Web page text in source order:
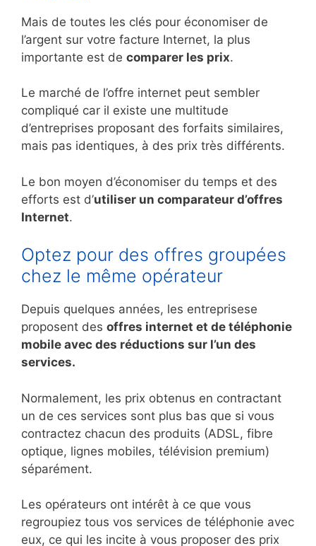
Mais de toutes les clés pour économiser de
l’argent sur votre facture Internet, la plus
importante est de comparer les prix.
Le marché de l’offre internet peut sembler
compliqué car il existe une multitude
d’entreprises proposant des forfaits similaires,
mais pas identiques, à des prix très différents.
Le bon moyen d’économiser du temps et des
efforts est d’utiliser un comparateur d’offres
Internet.
Optez pour des offres groupées
chez le même opérateur
Depuis quelques années, les entreprisese
proposent des offres internet et de téléphonie
mobile avec des réductions sur l’un des
services.
Normalement, les prix obtenus en contractant
un de ces services sont plus bas que si vous
contractez chacun des produits (ADSL, fibre
optique, lignes mobiles, télévision premium)
séparément.
Les opérateurs ont intérêt à ce que vous
regroupiez tous vos services de téléphonie avec
eux, ce qui les incite à vous proposer des prix